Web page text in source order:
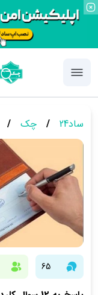
ساد24 / چک /
65